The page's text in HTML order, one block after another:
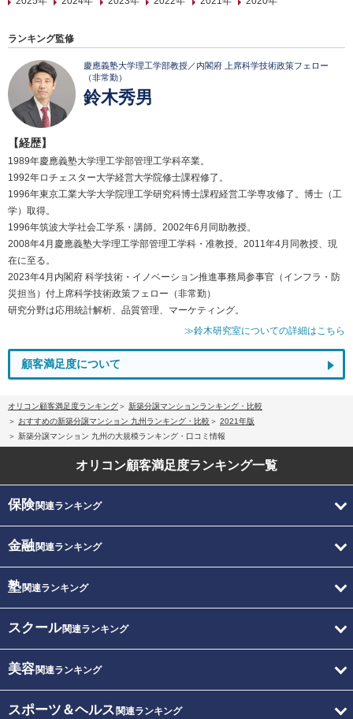
ランキング監修
慶應義塾大学理工学部教授／内閣府 上席科学技術政策フェロー
（非常勤）
鈴木秀男
【経歴】
1989年慶應義塾大学理工学部管理工学科卒業。
1992年ロチェスター大学経営大学院修士課程修了。
1996年東京工業大学大学院理工学研究科博士課程経営工学専攻修了。博士（工
学）取得。
1996年筑波大学社会工学系・講師。2002年6月同助教授。
2008年4月慶應義塾大学理工学部管理工学科・准教授。2011年4月同教授、現
在に至る。
2023年4月内閣府 科学技術・イノベーション推進事務局参事官（インフラ・防
災担当）付上席科学技術政策フェロー（非常勤）
研究分野は応用統計解析、品質管理、マーケティング。
≫鈴木研究室についての詳細はこちら
顧客満足度について
オリコン顧客満足度ランキング
新築分譲マンションランキング・比較
おすすめの新築分譲マンション 九州ランキング・比較
2021年版
新築分譲マンション 九州の大規模ランキング・口コミ情報
オリコン顧客満足度ランキング一覧
保険関連ランキング
金融関連ランキング
塾関連ランキング
スクール関連ランキング
美容関連ランキング
スポーツ＆ヘルス 関連ランキング